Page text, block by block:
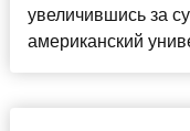
увеличившись за
американский